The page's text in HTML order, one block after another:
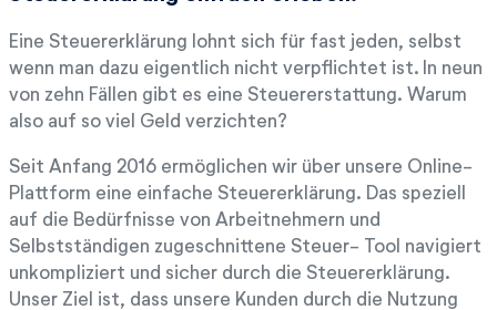
Eine Steuererklärung lohnt sich für fast jeden, selbst
wenn man dazu eigentlich nicht verpflichtet ist. In neun
von zehn Fällen gibt es eine Steuererstattung. Warum
also auf so viel Geld verzichten?
Seit Anfang 2016 ermöglichen wir über unsere Online-
Plattform eine einfache Steuererklärung. Das speziell
auf die Bedürfnisse von Arbeitnehmern und
Selbstständigen zugeschnittene Steuer- Tool navigiert
unkompliziert und sicher durch die Steuererklärung.
Unser Ziel ist, dass unsere Kunden durch die Nutzung